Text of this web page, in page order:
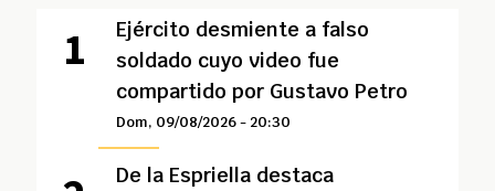
Ejército desmiente a falso
soldado cuyo video fue
compartido por Gustavo Petro
Dom, 09/08/2026 - 20:30
De la Espriella destaca